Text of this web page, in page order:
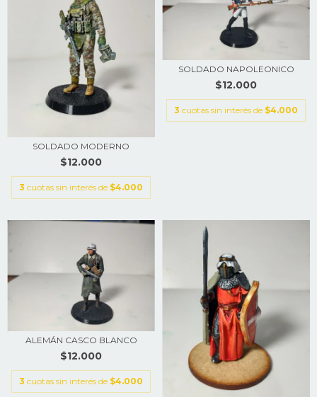
SOLDADO MODERNO
$12.000
3 cuotas sin interés de $4.000
SOLDADO NAPOLEONICO
$12.000
3 cuotas sin interés de $4.000
ALEMÁN CASCO BLANCO
$12.000
3 cuotas sin interés de $4.000